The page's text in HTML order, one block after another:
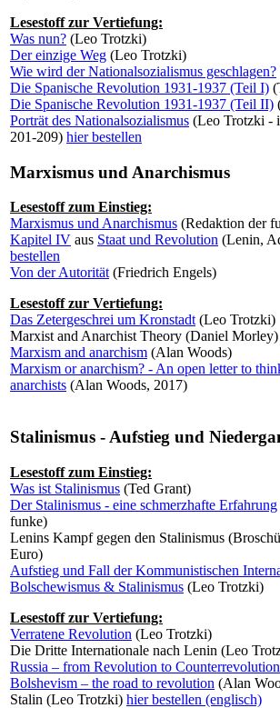
Lesestoff zur Vertiefung:
Was nun? (Leo Trotzki)
Der einzige Weg (Leo Trotzki)
Wie wird der Nationalsozialismus geschlagen?
Die Spanische Revolution 1931-1937 (Teil I)
Die Spanische Revolution 1931-1937 (Teil II)
Porträt des Nationalsozialismus (Leo Trotzki -
201-209) hier bestellen
Marxismus und Anarchismus
Lesestoff zum Einstieg:
Marxismus und Anarchismus (Redaktion der
Kapitel IV aus Staat und Revolution (Lenin,
bestellen
Von der Autorität (Friedrich Engels)
Lesestoff zur Vertiefung:
Das Zetergeschrei um Kronstadt (Leo Trotzki)
Marxist and Anarchist Theory (Daniel Morley)
Marxism and anarchism (Alan Woods)
Marxism or anarchism? - An open letter to
anarchists (Alan Woods, 2017)
Stalinismus - Aufstieg und
Lesestoff zum Einstieg:
Was ist Stalinismus (Ted Grant)
Der Stalinismus - eine schmerzhafte Erfahrung
funke)
Lenins Kampf gegen den Stalinismus
Euro)
Aufstieg und Fall der Kommunistischen
Bolschewismus & Stalinismus (Leo Trotzki)
Lesestoff zur Vertiefung:
Verratene Revolution (Leo Trotzki)
Die Dritte Internationale nach Lenin (Leo
Russia – from Revolution to Counterrevolution
Bolshevism – the road to revolution (Alan
Stalin (Leo Trotzki) hier bestellen (englisch)